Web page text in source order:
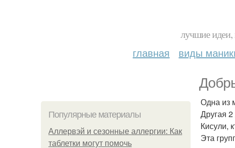
лучшие идеи,
главная виды
Популярные материалы
Аллервэй и сезонные аллергии: Как
таблетки могут помочь
Одна из
Другая
Кисули,
Эта